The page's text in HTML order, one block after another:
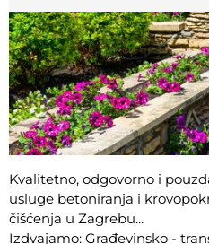
Kvalitetno, odgovorno i
usluge betoniranja i
čišćenja u Zagrebu...
Izdvajamo: Građevinsko -